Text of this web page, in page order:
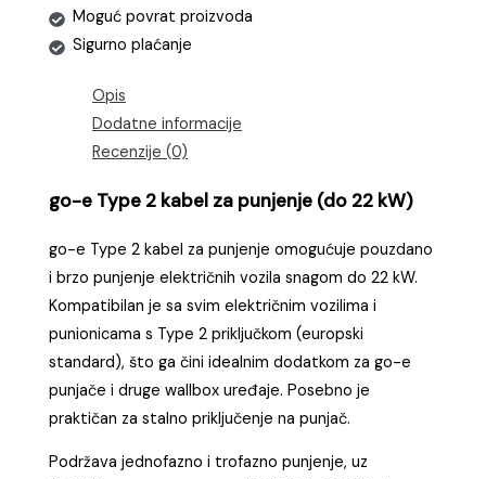
Moguć povrat proizvoda
Sigurno plaćanje
Opis
Dodatne informacije
Recenzije (0)
go-e Type 2 kabel za punjenje (do 22 kW)
go-e Type 2 kabel za punjenje omogućuje pouzdano
i brzo punjenje električnih vozila snagom do 22 kW.
Kompatibilan je sa svim električnim vozilima i
punionicama s Type 2 priključkom (europski
standard), što ga čini idealnim dodatkom za go-e
punjače i druge wallbox uređaje. Posebno je
praktičan za stalno priključenje na punjač.
Podržava jednofazno i trofazno punjenje, uz